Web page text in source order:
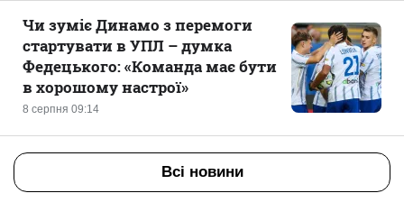
8 серпня 09:14
Чи зуміє Динамо з перемоги
стартувати в УПЛ – думка
Федецького: «Команда має бути
в хорошому настрої»
Всі новини